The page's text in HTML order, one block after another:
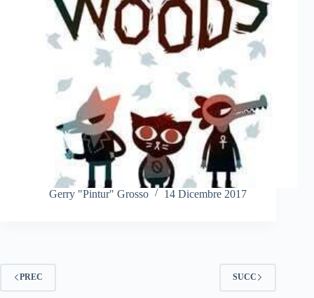
Gerry "Pintur" Grosso 14 Dicembre 2017
PREC SUCC